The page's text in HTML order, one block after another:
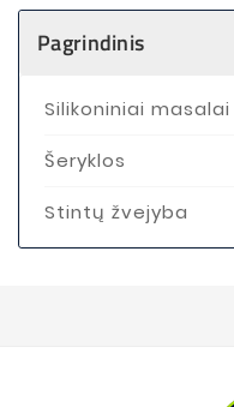
105 g
Pagrindinis
Silikoniniai masalai
Šeryklos
Stintų žvejyba